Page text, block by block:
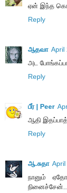
ஏன் இந்த
Reply
ஆதவா April
அட
Reply
பீர் | Peer
ஆதி
Reply
ஆ.சுதா
நானும்